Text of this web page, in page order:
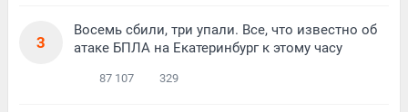
3
Восемь сбили, три упали. Все, что известно об
атаке БПЛА на Екатеринбург к этому часу
87 107 329